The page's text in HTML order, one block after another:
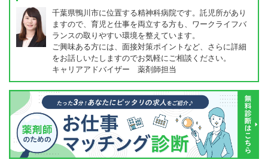
千葉県鴨川市に位置する精神科病院です。託児所があり
ますので、育児と仕事を両立する方も、ワークライフバ
ランスの取りやすい環境を整えています。
ご興味ある方には、面接対策ポイントなど、さらに詳細
をお話しいたしますのでお気軽にご相談ください。
キャリアアドバイザー 薬剤師担当